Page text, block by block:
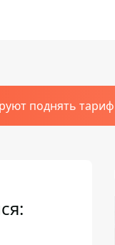
поднять тариф